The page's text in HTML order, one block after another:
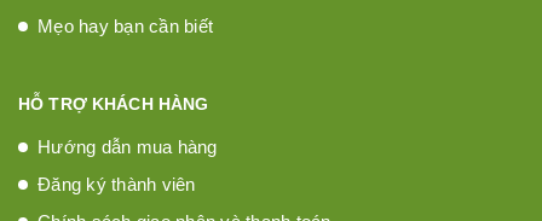
Mẹo hay bạn cần biết
HỖ TRỢ KHÁCH HÀNG
Hướng dẫn mua hàng
Đăng ký thành viên